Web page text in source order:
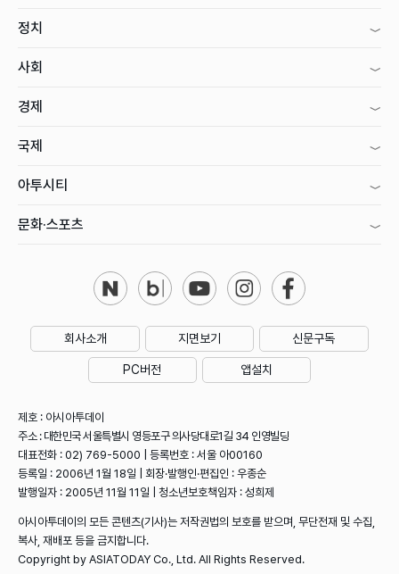
정치
사회
경제
국제
아투시티
문화·스포츠
회사소개 지면보기 신문구독
PC버전 앱설치
제호 : 아시아투데이
주소 : 대한민국 서울특별시 영등포구 의사당대로1길 34 인영빌딩
대표전화 : 02) 769-5000 | 등록번호 : 서울 아00160
등록일 : 2006년 1월 18일 | 회장·발행인·편집인 : 우종순
발행일자 : 2005년 11월 11일 | 청소년보호책임자 : 성희제
아시아투데이의 모든 콘텐츠(기사)는 저작권법의 보호를 받으며, 무단전재 및 수집,
복사, 재배포 등을 금지합니다.
Copyright by ASIATODAY Co., Ltd. All Rights Reserved.